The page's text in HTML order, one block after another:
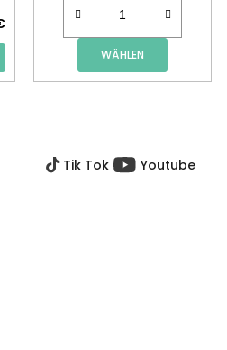
WÄHLEN
Tik Tok Youtube